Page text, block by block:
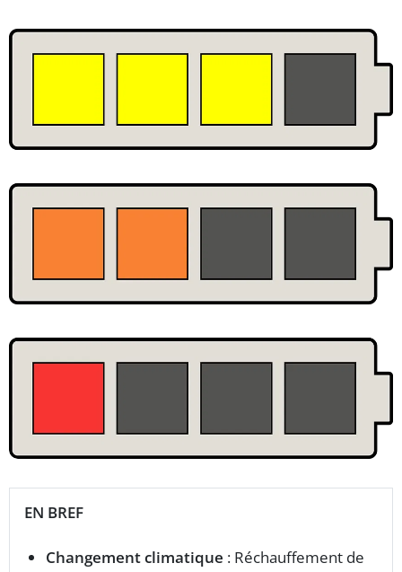
EN BREF
Changement climatique : Réchauffement de